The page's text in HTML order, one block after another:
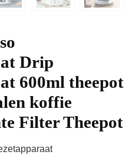
Drip
600ml theepot
koffie
Filter Theepot